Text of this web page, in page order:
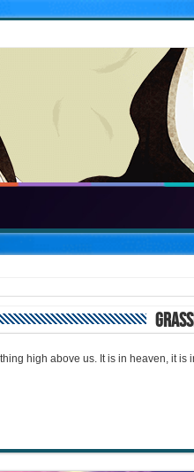
high above us. It is in heaven, it is